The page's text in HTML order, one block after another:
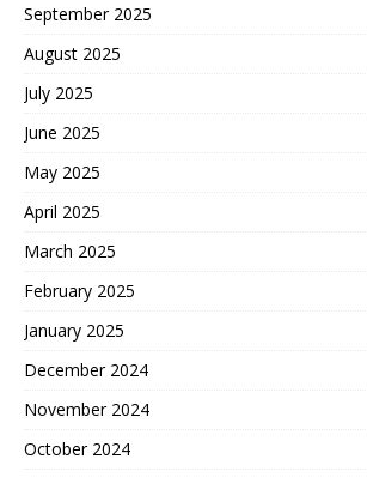
September 2025
August 2025
July 2025
June 2025
May 2025
April 2025
March 2025
February 2025
January 2025
December 2024
November 2024
October 2024